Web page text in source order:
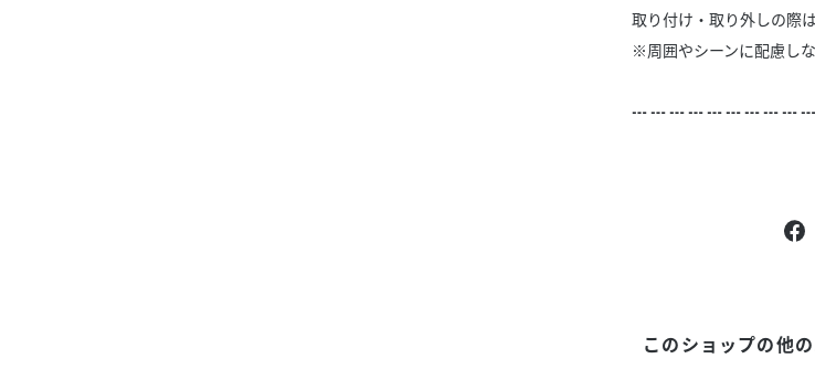
取り付け・取り外しの際
※周囲やシーンに配慮し
┅ ┅ ┅ ┅ ┅ ┅ ┅ ┅ ┅
このショップの他